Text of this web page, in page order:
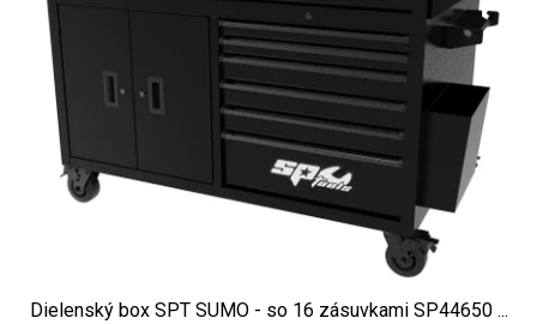
Dielenský box SPT SUMO - so 16 zásuvkami SP44650 ...